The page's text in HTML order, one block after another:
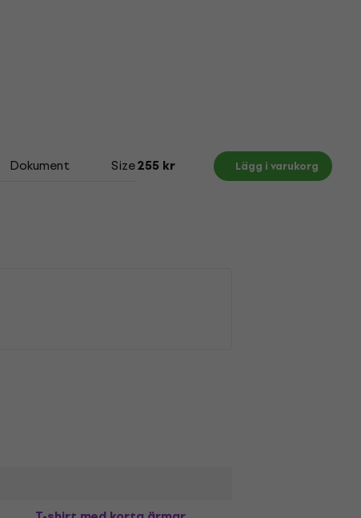
Dokument Size Chart
255 kr Lägg i varukorg